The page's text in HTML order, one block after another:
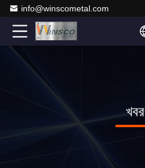
info@winscometal.com
খবর